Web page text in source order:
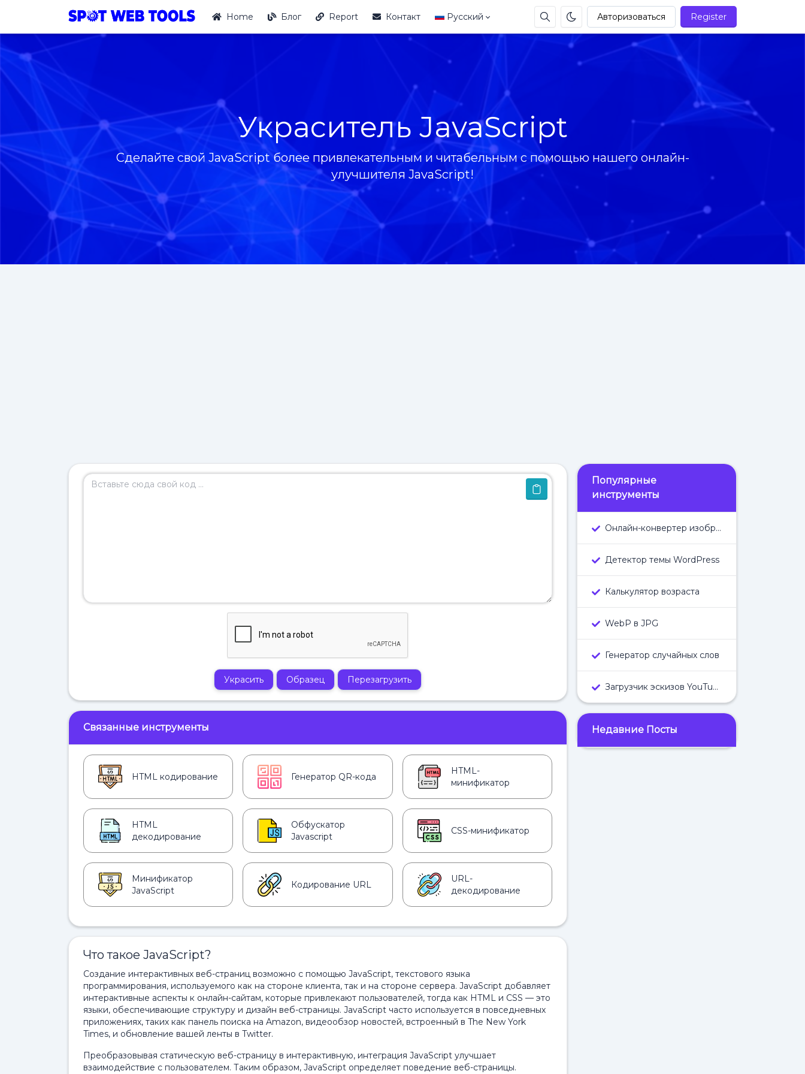
Авторизоваться Register
Home Блог Report Контакт Русский
Украситель JavaScript
Сделайте свой JavaScript более привлекательным и читабельным с помощью нашего онлайн-
улучшителя JavaScript!
Украсить Образец Перезагрузить
Связанные инструменты
HTML кодирование Генератор QR-кода
HTML-
минификатор
HTML
декодирование
Обфускатор
Javascript
CSS-минификатор
Минификатор
JavaScript
Кодирование URL
URL-
декодирование
Что такое JavaScript?
Создание интерактивных веб-страниц возможно с помощью JavaScript, текстового языка
программирования, используемого как на стороне клиента, так и на стороне сервера. JavaScript добавляет
интерактивные аспекты к онлайн-сайтам, которые привлекают пользователей, тогда как HTML и CSS — это
языки, обеспечивающие структуру и дизайн веб-страницы. JavaScript часто используется в повседневных
приложениях, таких как панель поиска на Amazon, видеообзор новостей, встроенный в The New York
Times, и обновление вашей ленты в Twitter.
Преобразовывая статическую веб-страницу в интерактивную, интеграция JavaScript улучшает
взаимодействие с пользователем. Таким образом, JavaScript определяет поведение веб-страницы.
Популярные
инструменты
Онлайн-конвертер изображений в текст
Детектор темы WordPress
Калькулятор возраста
WebP в JPG
Генератор случайных слов
Загрузчик эскизов YouTube
Недавние Посты